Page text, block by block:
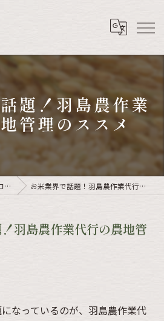
題！羽島農作業
管理のススメ
ム お米業界で話題！羽島農作業代行の農地管理のススメ
羽島農作業代行の農地管
なっているのが、羽島農作業代